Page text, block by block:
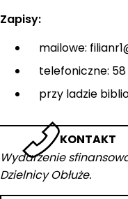
KONTAKT
Zapisy:
mailowe:
telefoniczne: 58
przy ladzie
Wydarzenie
Dzielnicy Obłuże.